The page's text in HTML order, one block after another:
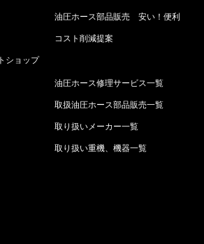
ショップ
油圧ホース部品販売 安い！便利
コスト削減提案
油圧ホース修理サービス一覧
取扱油圧ホース部品販売一覧
取り扱いメーカー一覧
取り扱い重機、機器一覧